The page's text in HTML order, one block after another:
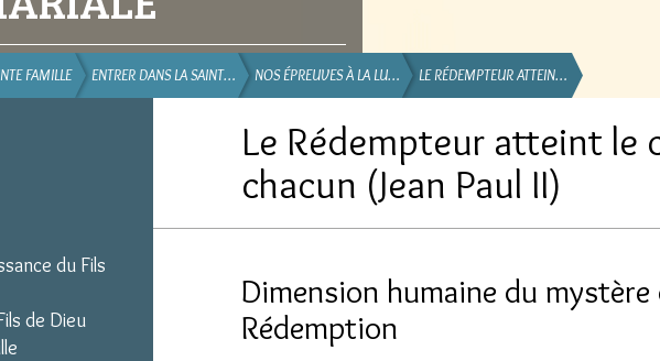
FAMILLE ENTRER DANS LA SAINT… NOS ÉPREUVES À LA LU… LE RÉDEMPTEUR ATTEIN…
du Fils
de Dieu
Le Rédempteur atteint le
chacun (Jean Paul II)
Dimension humaine du mystère
Rédemption